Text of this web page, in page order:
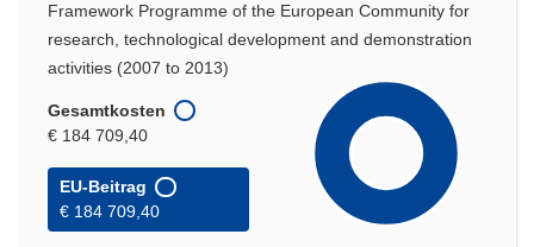
Framework Programme of the European Community for
research, technological development and demonstration
activities (2007 to 2013)
Gesamtkosten
€ 184 709,40
EU-Beitrag
€ 184 709,40